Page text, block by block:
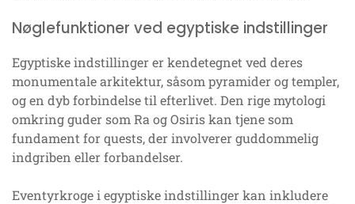
Nøglefunktioner ved egyptiske indstillinger
Egyptiske indstillinger er kendetegnet ved deres
monumentale arkitektur, såsom pyramider og templer,
og en dyb forbindelse til efterlivet. Den rige mytologi
omkring guder som Ra og Osiris kan tjene som
fundament for quests, der involverer guddommelig
indgriben eller forbandelser.
Eventyrkroge i egyptiske indstillinger kan inkludere